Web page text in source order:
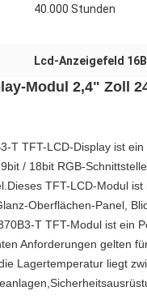
40.000 Stunden
Lcd-Anzeigefeld
Modul 2,4" Zoll
T TFT-LCD-Display ist
/ 18bit RGB-
Dieses TFT-LCD-Modul
Oberflächen-Panel,
T TFT-Modul ist ein
Anforderungen gelten
Lagertemperatur liegt